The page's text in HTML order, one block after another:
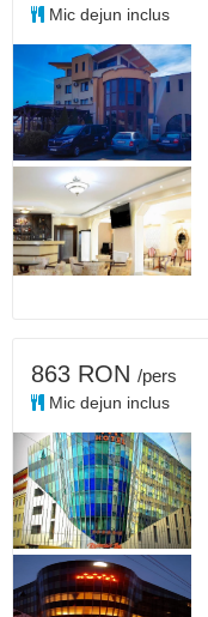
Mic dejun inclus
863 RON /pers
Mic dejun inclus